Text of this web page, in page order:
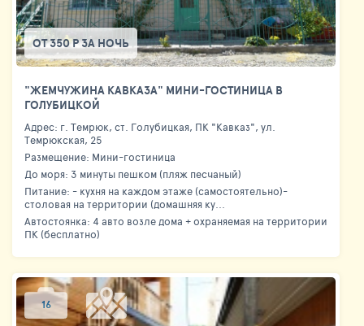
ОТ 350 Р ЗА НОЧЬ
"ЖЕМЧУЖИНА КАВКАЗА" МИНИ-ГОСТИНИЦА В
ГОЛУБИЦКОЙ
Адрес: г. Темрюк, ст. Голубицкая, ПК "Кавказ", ул.
Темрюкская, 25
Размещение: Мини-гостиница
До моря: 3 минуты пешком (пляж песчаный)
Питание: - кухня на каждом этаже (самостоятельно)-
столовая на территории (домашняя ку...
Автостоянка: 4 авто возле дома + охраняемая на территории
ПК (бесплатно)
16